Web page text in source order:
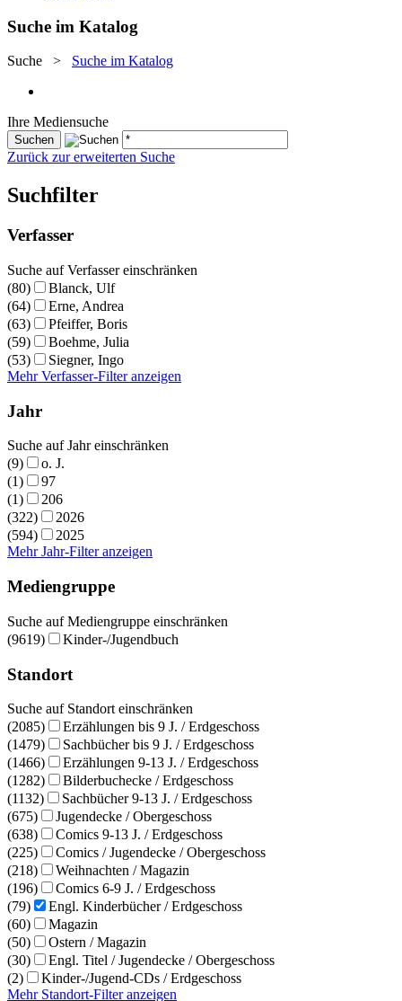
Suche im Katalog
Suche > Suche im Katalog
Ihre Mediensuche
Zurück zur erweiterten Suche
Suchfilter
Verfasser
Suche auf Verfasser einschränken
(80)
Blanck, Ulf
(64)
Erne, Andrea
(63)
Pfeiffer, Boris
(59)
Boehme, Julia
(53)
Siegner, Ingo
Mehr Verfasser-Filter anzeigen
Jahr
Suche auf Jahr einschränken
(9)
o. J.
(1)
97
(1)
206
(322)
2026
(594)
2025
Mehr Jahr-Filter anzeigen
Mediengruppe
Suche auf Mediengruppe einschränken
(9619)
Kinder-/Jugendbuch
Standort
Suche auf Standort einschränken
(2085)
Erzählungen bis 9 J. / Erdgeschoss
(1479)
Sachbücher bis 9 J. / Erdgeschoss
(1466)
Erzählungen 9-13 J. / Erdgeschoss
(1282)
Bilderbuchecke / Erdgeschoss
(1132)
Sachbücher 9-13 J. / Erdgeschoss
(675)
Jugendecke / Obergeschoss
(638)
Comics 9-13 J. / Erdgeschoss
(225)
Comics / Jugendecke / Obergeschoss
(218)
Weihnachten / Magazin
(196)
Comics 6-9 J. / Erdgeschoss
(79)
Engl. Kinderbücher / Erdgeschoss
(60)
Magazin
(50)
Ostern / Magazin
(30)
Engl. Titel / Jugendecke / Obergeschoss
(2)
Kinder-/Jugend-CDs / Erdgeschoss
Mehr Standort-Filter anzeigen